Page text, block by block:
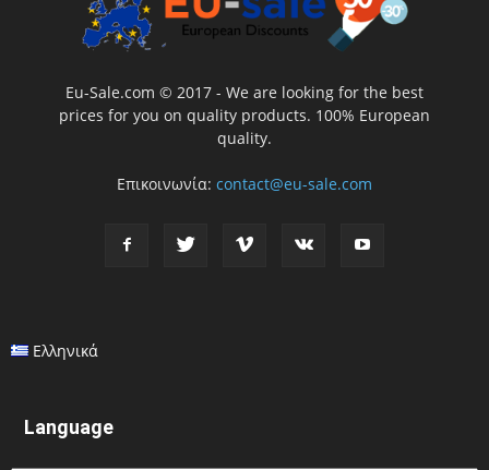
Eu-Sale.com © 2017 - We are looking for the best
prices for you on quality products. 100% European
quality.
Επικοινωνία: contact@eu-sale.com
Ελληνικά
Language
Language